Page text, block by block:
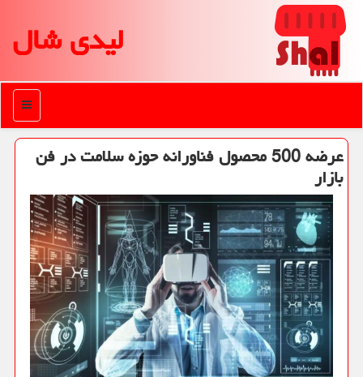
لیدی شال
منو
عرضه 500 محصول فناورانه حوزه سلامت در فن
بازار